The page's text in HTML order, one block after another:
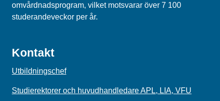
omvårdnadsprogram, vilket motsvarar över 7 100
studerandeveckor per år.
Kontakt
Utbildningschef
Studierektorer och huvudhandledare APL, LIA, VFU